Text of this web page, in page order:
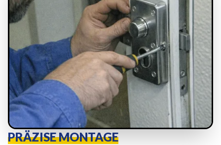
PRÄZISE MONTAGE